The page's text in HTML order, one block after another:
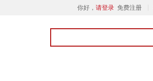
你好， 请登录 免费注册